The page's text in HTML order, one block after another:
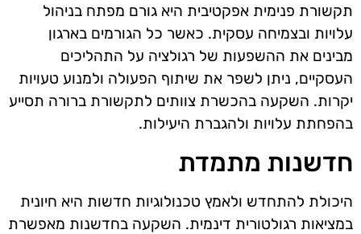
תקשורת פנימית אפקטיבית היא גורם מפתח בניהול
עלויות ובצמיחה עסקית. כאשר כל הגורמים בארגון
מבינים את ההשפעות של רגולציה על התהליכים
העסקיים, ניתן לשפר את שיתוף הפעולה ולמנוע טעויות
יקרות. השקעה בהכשרת צוותים לתקשורת ברורה תסייע
בהפחתת עלויות ולהגברת היעילות.
חדשנות מתמדת
היכולת להתחדש ולאמץ טכנולוגיות חדשות היא חיונית
במציאות רגולטורית דינמית. השקעה בחדשנות מאפשרת